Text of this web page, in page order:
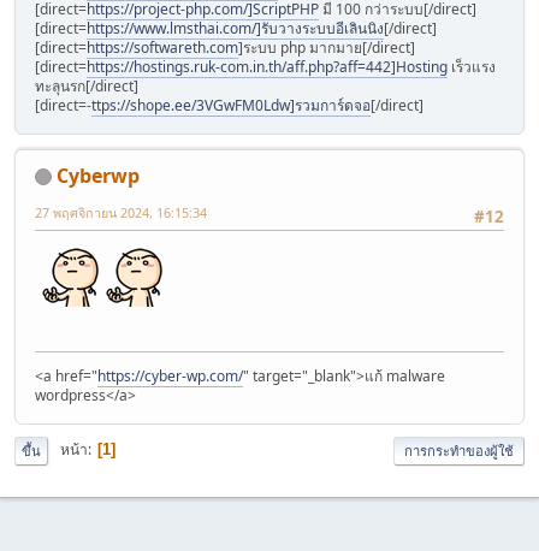
[direct=https://project-php.com/]ScriptPHPมี 100 กว่าระบบ[/direct]
[direct=https://www.lmsthai.com/]รับวางระบบอีเลินนิง[/direct]
[direct=https://softwareth.com]ระบบ php มากมาย[/direct]
[direct=https://hostings.ruk-com.in.th/aff.php?aff=442]Hosting เร็วแรง
ทะลุนรก[/direct]
[direct=-ttps://shope.ee/3VGwFM0Ldw]รวมการ์ดจอ[/direct]
Cyberwp
#12
27 พฤศจิกายน 2024, 16:15:34
<a href="https://cyber-wp.com/" target="_blank">แก้ malware
wordpress</a>
ขึ้น หน้า 1 การกระทำของผู้ใช้